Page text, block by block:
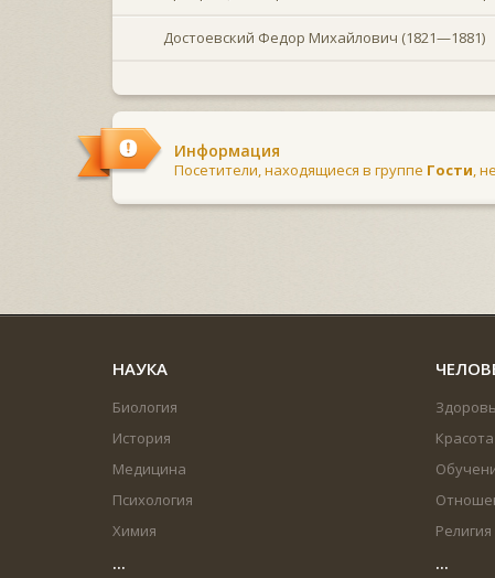
Достоевский Федор Михайлович (1821—1881)
Информация
Посетители, находящиеся в группе Гости,
НАУКА
Биология
История
Медицина
Психология
Химия
...
Красота
Религия
...